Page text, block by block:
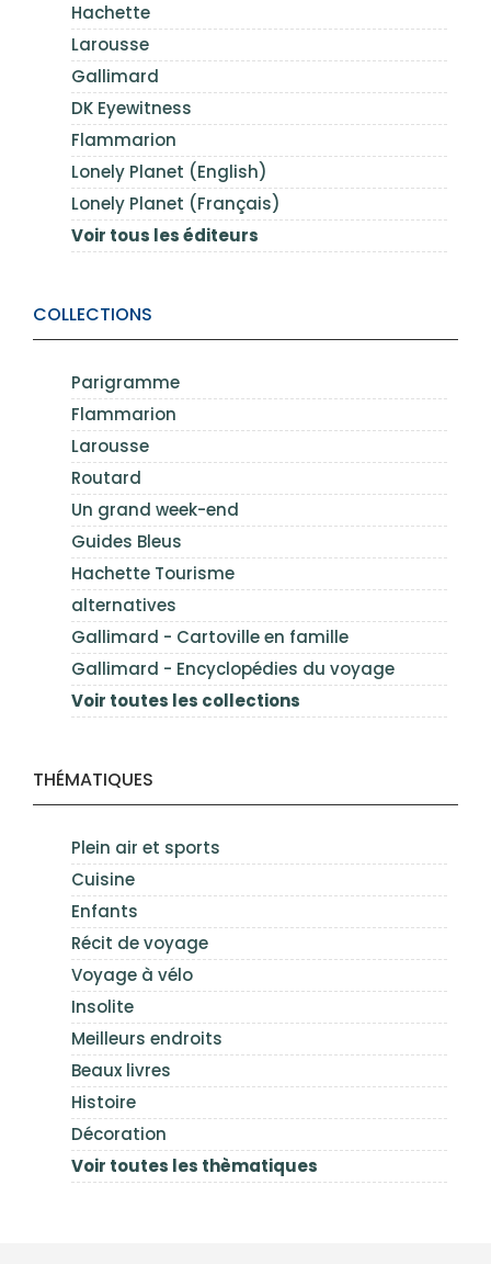
Hachette
Larousse
Gallimard
DK Eyewitness
Flammarion
Lonely Planet (English)
Lonely Planet (Français)
Voir tous les éditeurs
COLLECTIONS
Parigramme
Flammarion
Larousse
Routard
Un grand week-end
Guides Bleus
Hachette Tourisme
alternatives
Gallimard - Cartoville en famille
Gallimard - Encyclopédies du voyage
Voir toutes les collections
THÉMATIQUES
Plein air et sports
Cuisine
Enfants
Récit de voyage
Voyage à vélo
Insolite
Meilleurs endroits
Beaux livres
Histoire
Décoration
Voir toutes les thèmatiques